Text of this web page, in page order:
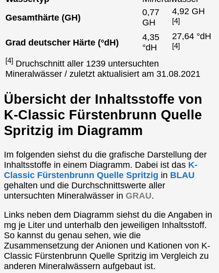
Gesamthärte (GH)
0,77
GH
4,92 GH
[4]
Grad deutscher Härte (°dH)
4,35
°dH
27,64 °dH
[4]
[4] Druchschnitt aller 1239 untersuchten
Mineralwässer / zuletzt aktualisiert am 31.08.2021
Übersicht der Inhaltsstoffe von
K-Classic Fürstenbrunn Quelle
Spritzig im Diagramm
Im folgenden siehst du die grafische Darstellung der
Inhaltsstoffe in einem Diagramm. Dabei ist das K-
Classic Fürstenbrunn Quelle Spritzig in BLAU
gehalten und die Durchschnittswerte aller
untersuchten Mineralwässer in GRAU.
Links neben dem Diagramm siehst du die Angaben in
mg je Liter und unterhalb den jeweiligen Inhaltsstoff.
So kannst du genau sehen, wie die
Zusammensetzung der Anionen und Kationen von K-
Classic Fürstenbrunn Quelle Spritzig im Vergleich zu
anderen Mineralwässern aufgebaut ist.